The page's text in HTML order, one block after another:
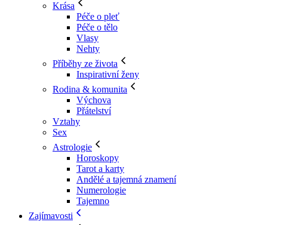
Krása
Péče o pleť
Péče o tělo
Vlasy
Nehty
Příběhy ze života
Inspirativní ženy
Rodina & komunita
Výchova
Přátelství
Vztahy
Sex
Astrologie
Horoskopy
Tarot a karty
Andělé a tajemná znamení
Numerologie
Tajemno
Zajímavosti